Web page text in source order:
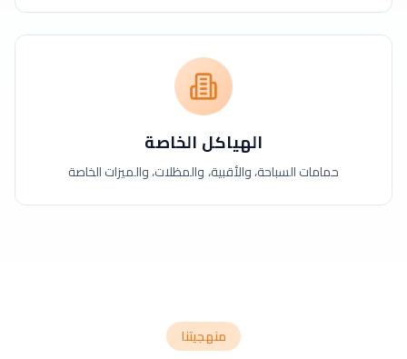
الهياكل الخاصة
حمامات السباحة، والأقبية، والمظلات، والميزات الخاصة
منهجيتنا